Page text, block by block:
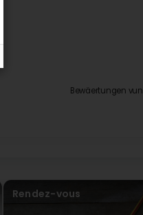
Bewäertungen vun
Rendez-vous